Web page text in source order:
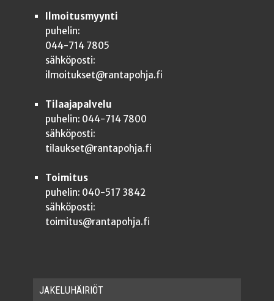
Ilmoitusmyynti
puhelin:
044-714 7805
sähköposti:
ilmoitukset@rantapohja.fi
Tilaajapalvelu
puhelin: 044-714 7800
sähköposti:
tilaukset@rantapohja.fi
Toimitus
puhelin: 040-517 3842
sähköposti:
toimitus@rantapohja.fi
JAKE­LU­HÄI­RIÖT